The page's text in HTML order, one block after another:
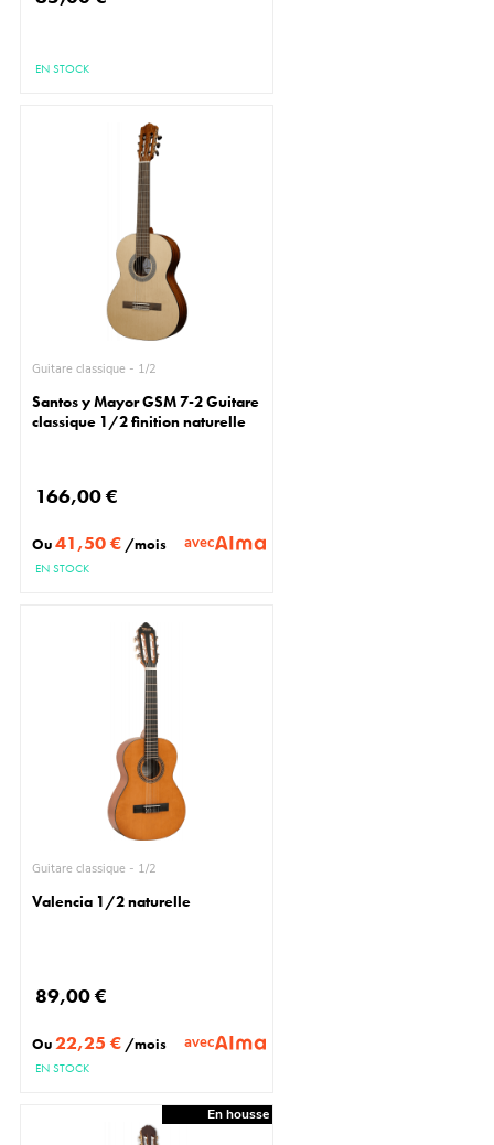
EN STOCK
Guitare classique - 1/2
Santos y Mayor GSM 7-2 Guitare
classique 1/2 finition naturelle
166,00 €
Ou41,50 € /mois avec
EN STOCK
Guitare classique - 1/2
Valencia 1/2 naturelle
89,00 €
Ou22,25 € /mois avec
EN STOCK
En housse